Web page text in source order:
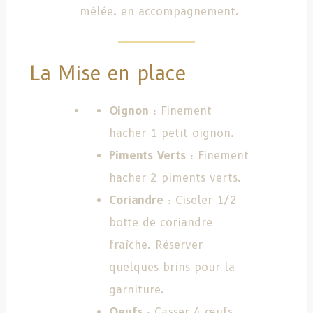
mêlée. en accompagnement.
La Mise en place
Oignon : Finement
hacher 1 petit oignon.
Piments Verts : Finement
hacher 2 piments verts.
Coriandre : Ciseler 1/2
botte de coriandre
fraîche. Réserver
quelques brins pour la
garniture.